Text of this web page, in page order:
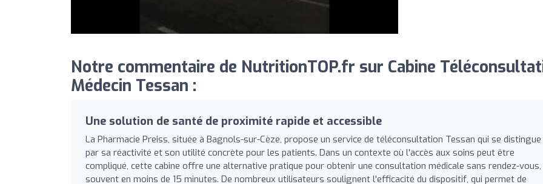
Notre commentaire de NutritionTOP.fr sur Cabine
Médecin Tessan :
Une solution de santé de proximité rapide et accessible
La Pharmacie Preiss, située à Bagnols-sur-Cèze, propose un service de téléconsultation Tessan qui se distingue
par sa réactivité et son utilité concrète pour les patients. Dans un contexte où l'accès aux soins peut être
compliqué, cette cabine offre une alternative pratique pour obtenir une consultation médicale sans rendez-vous,
souvent en moins de 15 minutes. De nombreux utilisateurs soulignent l'efficacité du dispositif, qui permet de